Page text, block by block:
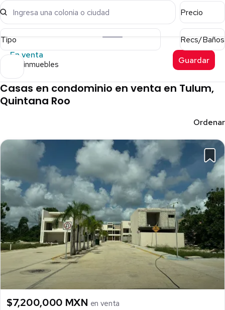
Ingresa una colonia o ciudad Precio
Tipo
Recs/Baños
En venta
109 inmuebles Guardar
Casas en condominio en venta en Tulum,
Quintana Roo
Ordenar
$7,200,000 MXN en venta